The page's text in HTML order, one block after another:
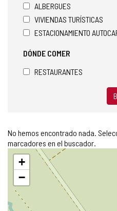
ALBERGUES
VIVIENDAS TURÍSTICAS
ESTACIONAMIENTO
DÓNDE COMER
RESTAURANTES
No hemos encontrado nada.
marcadores en el buscador.
Saltar
mapa
+
−